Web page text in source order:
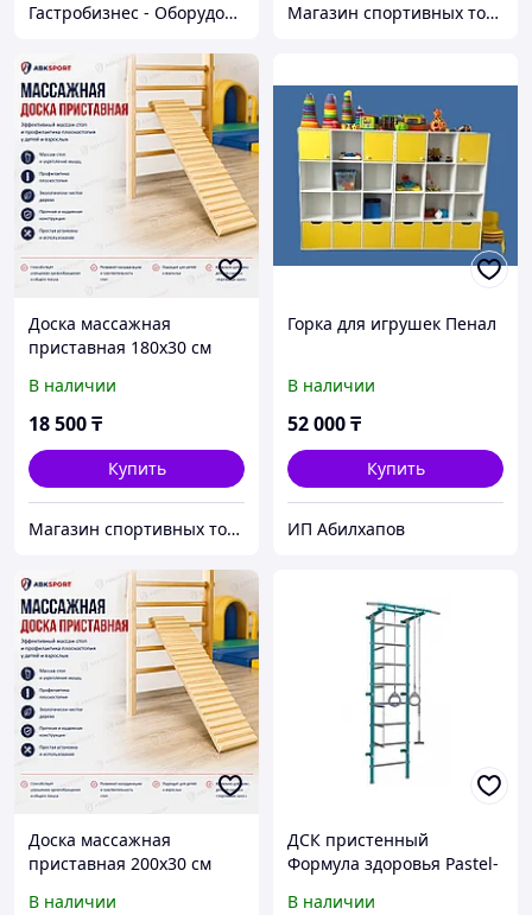
Гастробизнес - Оборудование и Проектирование Ресторанов Магазин спортивных товаров ABKSPORT
Доска массажная
приставная 180x30 см
В наличии
18 500₸
Купить
Магазин спортивных товаров SPORTCITY
Горка для игрушек Пенал
В наличии
52 000₸
Купить
ИП Абилхапов
Доска массажная
приставная 200x30 см
В наличии
ДСК пристенный
Формула здоровья Pastel-
В наличии